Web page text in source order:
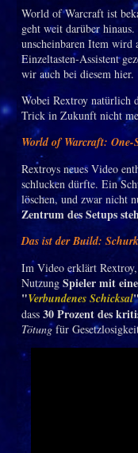
World of Warcraft ist
geht weit darüber
unscheinbaren Item wird
Einzeltasten-Assistent
wir auch bei diesem hier.
Wobei Rextroy natürlich
Trick in Zukunft nicht
World of Warcraft:
Rextroys neues Video
schlucken dürfte. Ein
löschen, und zwar nicht
Zentrum des Setups
Das ist der Build:
Im Video erklärt
Nutzung Spieler mit
"Verbundenes Schicksal
dass 30 Prozent des
Tötungfür